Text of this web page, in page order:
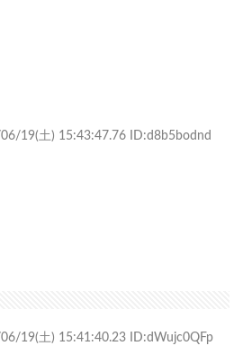
19(土) 15:43:47.76 ID:d8b5bodnd
19(土) 15:41:40.23 ID:dWujc0QFp